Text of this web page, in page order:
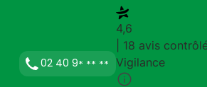
02 40 9* ** **
4,6
| 18 avis
Vigilance